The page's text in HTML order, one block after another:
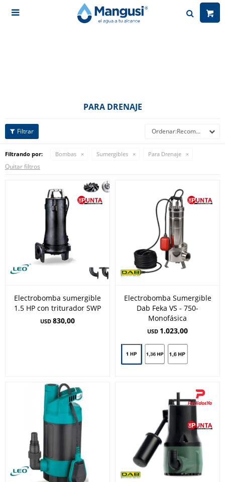

PARA DRENAJE
Recomendados
Filtrando por: Bombas Sumergibles Para Drenaje
Quitar filtros
Electrobomba sumergible
1.5 HP con triturador SWP
USD 830,00
Electrobomba Sumergible
Dab Feka VS - 750-
Monofásica
USD 1.023,00